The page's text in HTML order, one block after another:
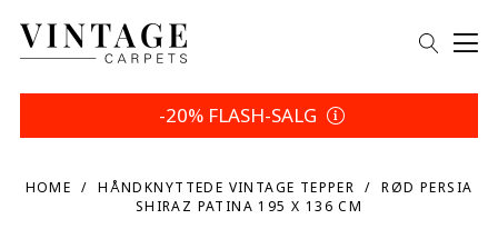
-20% FLASH-SALG
HOME HÅNDKNYTTEDE VINTAGE TEPPER
RØD PERSIA
SHIRAZ PATINA 195 X 136 CM